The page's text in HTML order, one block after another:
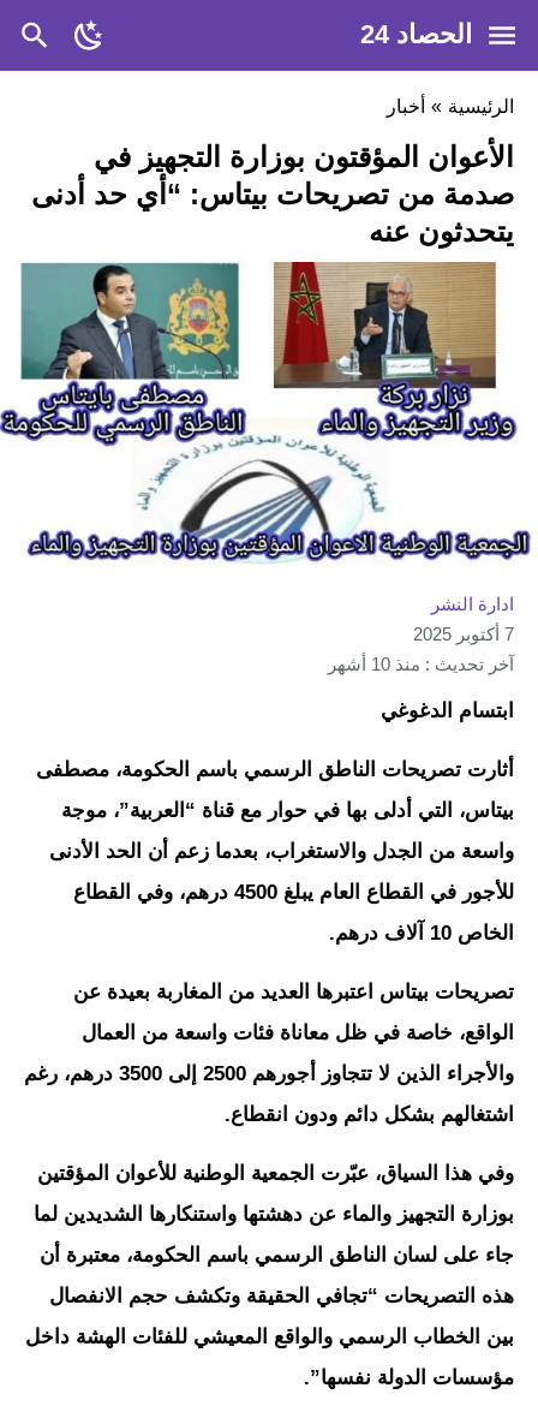
الحصاد 24
الرئيسية » أخبار
الأعوان المؤقتون بوزارة التجهيز في
صدمة من تصريحات بيتاس: “أي حد أدنى
يتحدثون عنه
ادارة النشر
7 أكتوبر 2025
آخر تحديث : منذ 10 أشهر
ابتسام الدغوغي
أثارت تصريحات الناطق الرسمي باسم الحكومة، مصطفى
بيتاس، التي أدلى بها في حوار مع قناة “العربية”، موجة
واسعة من الجدل والاستغراب، بعدما زعم أن الحد الأدنى
للأجور في القطاع العام يبلغ 4500 درهم، وفي القطاع
الخاص 10 آلاف درهم.
تصريحات بيتاس اعتبرها العديد من المغاربة بعيدة عن
الواقع، خاصة في ظل معاناة فئات واسعة من العمال
والأجراء الذين لا تتجاوز أجورهم 2500 إلى 3500 درهم، رغم
اشتغالهم بشكل دائم ودون انقطاع.
وفي هذا السياق، عبّرت الجمعية الوطنية للأعوان المؤقتين
بوزارة التجهيز والماء عن دهشتها واستنكارها الشديدين لما
جاء على لسان الناطق الرسمي باسم الحكومة، معتبرة أن
هذه التصريحات “تجافي الحقيقة وتكشف حجم الانفصال
بين الخطاب الرسمي والواقع المعيشي للفئات الهشة داخل
مؤسسات الدولة نفسها”.